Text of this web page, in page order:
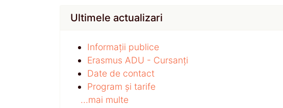
Ultimele actualizari
Informații publice
Erasmus ADU - Cursanți
Date de contact
Program și tarife
...mai multe